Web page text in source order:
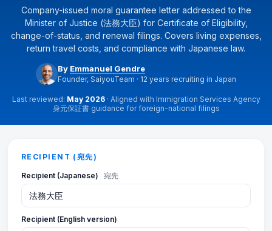
Company-issued moral guarantee letter addressed to the
Minister of Justice (法務大臣) for Certificate of Eligibility,
change-of-status, and renewal filings. Covers living expenses,
return travel costs, and compliance with Japanese law.
By Emmanuel Gendre
Founder, SaiyouTeam · 12 years recruiting in Japan
Last reviewed: May 2026· Aligned with Immigration Services Agency
身元保証書 guidance for foreign-national filings
RECIPIENT (宛先)
Recipient (Japanese) 宛先
Recipient (English version)